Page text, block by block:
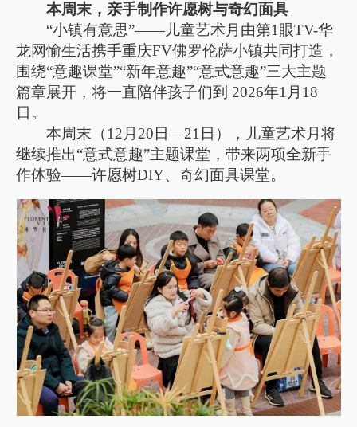
本周末，亲手制作许愿树与奇幻面具
“小镇有意思”——儿童艺术月由第1眼TV-华
龙网愉生活携手重庆FV佛罗伦萨小镇共同打造，
围绕“意趣课堂”“新年意趣”“意式意趣”三大主题
篇章展开，将一直陪伴孩子们到 2026年1月18
日。
本周末（12月20日—21日），儿童艺术月将
继续推出“意式意趣”主题课堂，带来两项全新手
作体验——许愿树DIY、奇幻面具课堂。